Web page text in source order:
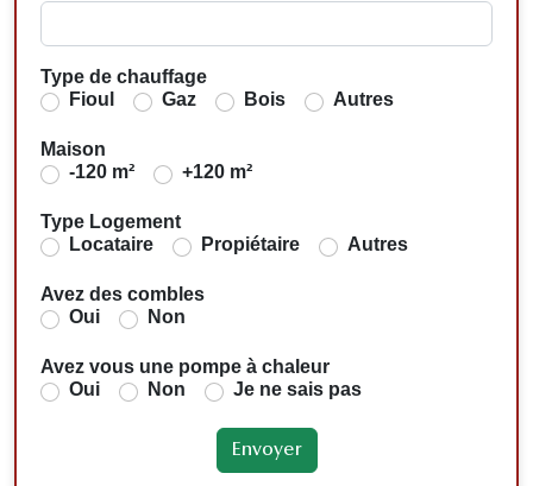
Type de chauffage
Fioul
Gaz Bois Autres
Maison
-120 m²
+120 m²
Type Logement
Locataire
Propiétaire Autres
Avez des combles
Oui
Non
Avez vous une pompe à chaleur
Oui
Non Je ne sais pas